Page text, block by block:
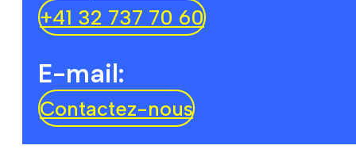
+41 32 737 70 60
E-mail:
Contactez-nous